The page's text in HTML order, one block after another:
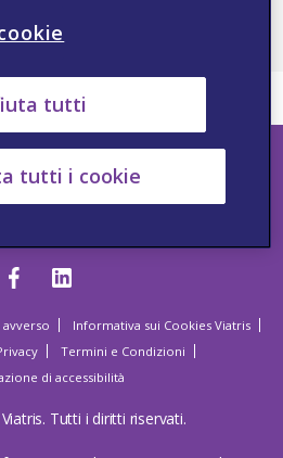
avverso
Informativa sui Cookies Viatris
Termini e Condizioni
di accessibilità
Tutti i diritti riservati.
tutti
tutti i cookie